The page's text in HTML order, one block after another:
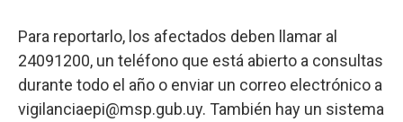
Para reportarlo, los afectados deben llamar al
24091200, un teléfono que está abierto a consultas
durante todo el año o enviar un correo electrónico a
vigilanciaepi@msp.gub.uy. También hay un sistema